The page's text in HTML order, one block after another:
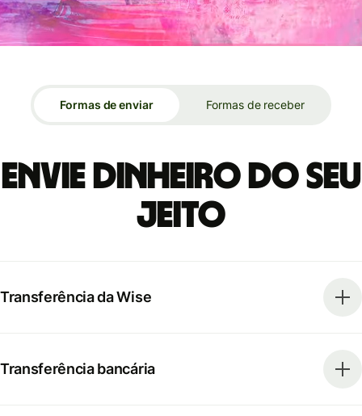
Formas de enviar Formas de receber
Envie dinheiro do seu
jeito
Transferência da Wise
Transferência bancária